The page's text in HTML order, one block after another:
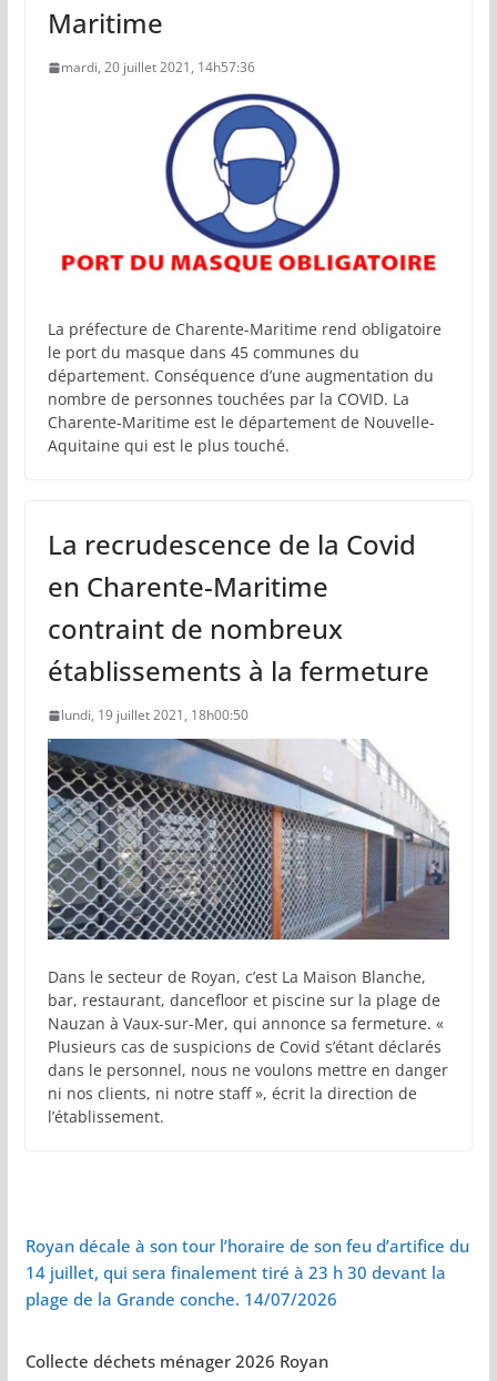
Maritime
mardi, 20 juillet 2021, 14h57:36
La préfecture de Charente-Maritime rend obligatoire
le port du masque dans 45 communes du
département. Conséquence d’une augmentation du
nombre de personnes touchées par la COVID. La
Charente-Maritime est le département de Nouvelle-
Aquitaine qui est le plus touché.
La recrudescence de la Covid
en Charente-Maritime
contraint de nombreux
établissements à la fermeture
lundi, 19 juillet 2021, 18h00:50
Dans le secteur de Royan, c’est La Maison Blanche,
bar, restaurant, dancefloor et piscine sur la plage de
Nauzan à Vaux-sur-Mer, qui annonce sa fermeture. «
Plusieurs cas de suspicions de Covid s’étant déclarés
dans le personnel, nous ne voulons mettre en danger
ni nos clients, ni notre staff », écrit la direction de
l’établissement.
Royan décale à son tour l’horaire de son feu d’artifice du
14 juillet, qui sera finalement tiré à 23 h 30 devant la
plage de la Grande conche. 14/07/2026
Collecte déchets ménager 2026 Royan